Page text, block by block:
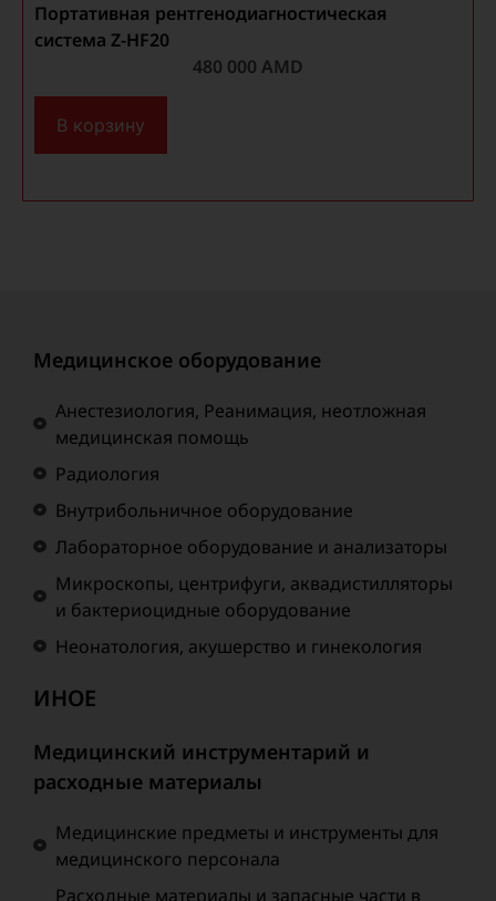
Портативная рентгенодиагностическая
система Z-HF20
480 000 AMD
В корзину
Медицинское оборудование
Анестезиология, Реанимация, неотложная
медицинская помощь
Радиология
Внутрибольничное оборудование
Лабораторное оборудование и анализаторы
Микроскопы, центрифуги, аквадистилляторы
и бактериоцидные оборудование
Неонатология, акушерство и гинекология
ИНОЕ
Медицинский инструментарий и
расходные материалы
Медицинские предметы и инструменты для
медицинского персонала
Расходные материалы и запасные части в